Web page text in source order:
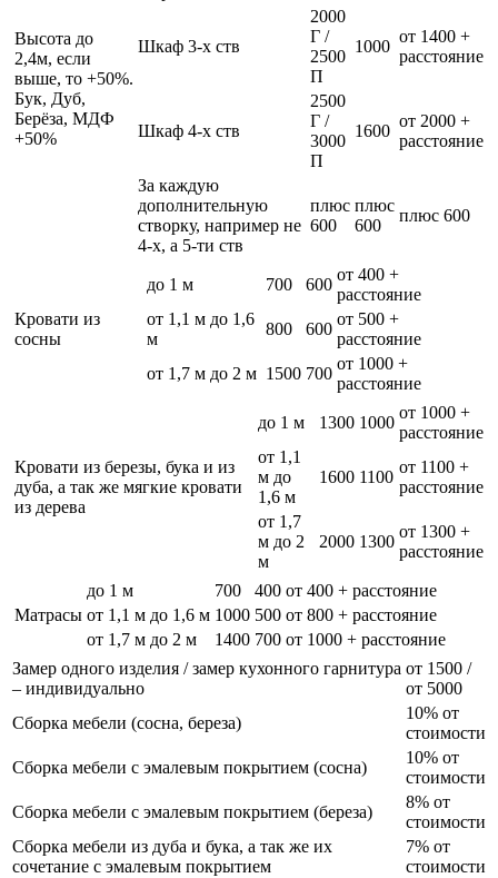
Высота до
2,4м, если
выше, то +50%.
Бук, Дуб,
Берёза, МДФ
+50%
Шкаф 3-х ств
2000
Г /
2500
П
1000
от 1400 +
расстояние
Шкаф 4-х ств
2500
Г /
3000
П
1600
от 2000 +
расстояние
За каждую
дополнительную
створку, например не
4-х, а 5-ти ств
плюс
600
плюс
600
плюс 600
Кровати из
сосны
до 1 м 700 600
от 400 +
расстояние
от 1,1 м до 1,6
м
800 600
от 500 +
расстояние
от 1,7 м до 2 м 1500 700
от 1000 +
расстояние
Кровати из березы, бука и из
дуба, а так же мягкие кровати
из дерева
до 1 м 1300 1000
от 1000 +
расстояние
от 1,1
м до
1,6 м
1600 1100
от 1100 +
расстояние
от 1,7
м до 2
м
2000 1300
от 1300 +
расстояние
Матрасы
до 1 м 700 400 от 400 + расстояние
от 1,1 м до 1,6 м 1000 500 от 800 + расстояние
от 1,7 м до 2 м
1400 700 от 1000 + расстояние
Замер одного изделия / замер кухонного гарнитура
– индивидуально
от 1500 /
от 5000
Сборка мебели (сосна, береза)
10% от
стоимости
Сборка мебели с эмалевым покрытием (сосна)
10% от
стоимости
Сборка мебели с эмалевым покрытием (береза)
8% от
стоимости
Сборка мебели из дуба и бука, а так же их
сочетание с эмалевым покрытием
7% от
стоимости